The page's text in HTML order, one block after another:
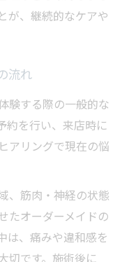
が、継続的なケアや
流れ
験する際の一般的な
約を行い、来店時に
アリングで現在の悩
、筋肉・神経の状態
たオーダーメイドの
は、痛みや違和感を
切です。施術後に